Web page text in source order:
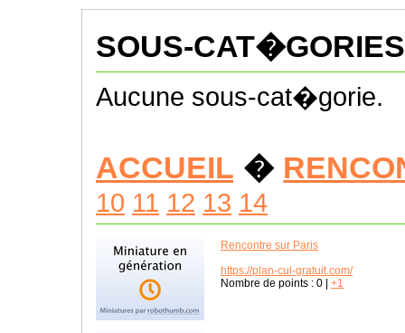
SOUS-CAT�GORIES
Aucune sous-cat�gorie.
ACCUEIL �
10 11 12 13 14
Rencontre sur Paris
https://plan-cul-gratuit.com/
Nombre de points : 0 +1